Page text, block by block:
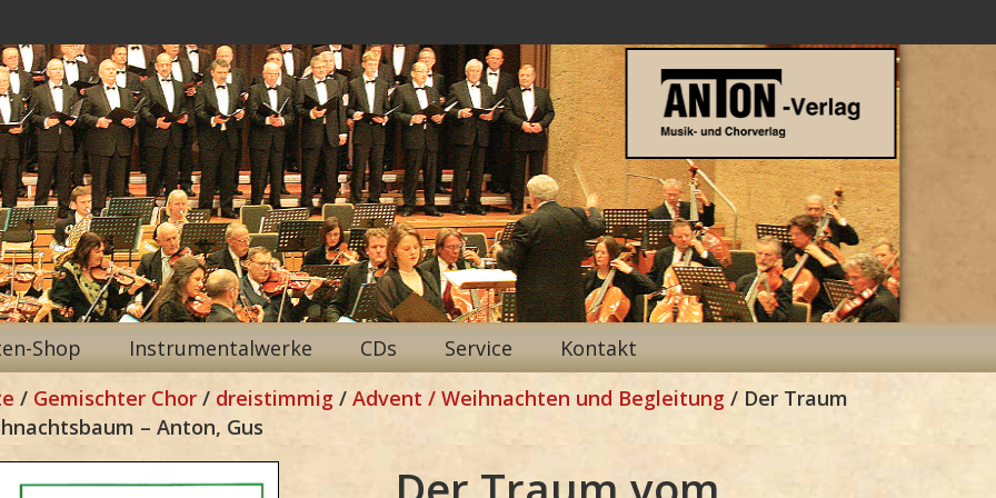
Shop Instrumentalwerke CDs Service Kontakt
/ Gemischter Chor / dreistimmig / Advent / Weihnachten und Begleitung / Der Traum
– Anton, Gus